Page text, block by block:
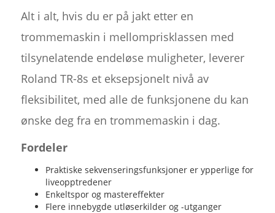
Alt i alt, hvis du er på jakt etter en
trommemaskin i mellomprisklassen med
tilsynelatende endeløse muligheter, leverer
Roland TR-8s et eksepsjonelt nivå av
fleksibilitet, med alle de funksjonene du kan
ønske deg fra en trommemaskin i dag.
Fordeler
Praktiske sekvenseringsfunksjoner er ypperlige for
liveopptredener
Enkeltspor og mastereffekter
Flere innebygde utløserkilder og -utganger